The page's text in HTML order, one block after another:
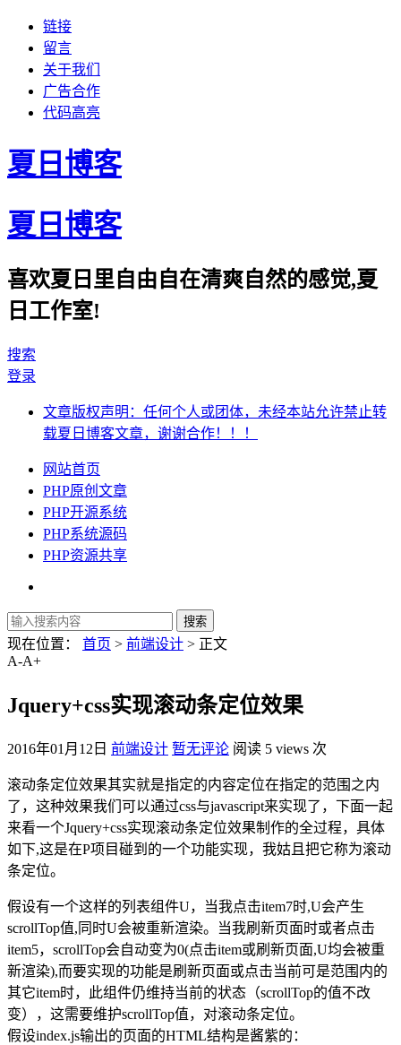
链接
留言
关于我们
广告合作
代码高亮
夏日博客
夏日博客
喜欢夏日里自由自在清爽自然的感觉,夏
日工作室!
搜索
登录
文章版权声明：任何个人或团体，未经本站允许禁止转
载夏日博客文章，谢谢合作！！！
网站首页
PHP原创文章
PHP开源系统
PHP系统源码
PHP资源共享
现在位置： 首页 > 前端设计 > 正文
A-A+
Jquery+css实现滚动条定位效果
2016年01月12日 前端设计 暂无评论 阅读 5 views 次
滚动条定位效果其实就是指定的内容定位在指定的范围之内
了，这种效果我们可以通过css与javascript来实现了，下面一起
来看一个Jquery+css实现滚动条定位效果制作的全过程，具体
如下,这是在P项目碰到的一个功能实现，我姑且把它称为滚动
条定位。
假设有一个这样的列表组件U，当我点击item7时,U会产生
scrollTop值,同时U会被重新渲染。当我刷新页面时或者点击
item5，scrollTop会自动变为0(点击item或刷新页面,U均会被重
新渲染),而要实现的功能是刷新页面或点击当前可是范围内的
其它item时，此组件仍维持当前的状态（scrollTop的值不改
变），这需要维护scrollTop值，对滚动条定位。
假设index.js输出的页面的HTML结构是酱紫的：